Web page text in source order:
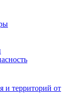
и территорий от